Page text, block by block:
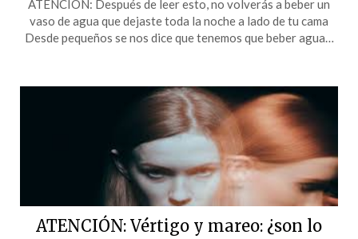
ATENCIÓN: Después de leer esto, no volverás a beber un
vaso de agua que dejaste toda la noche a lado de tu cama
Desde pequeños se nos dice que tenemos que beber agua…
ATENCIÓN: Vértigo y mareo: ¿son lo